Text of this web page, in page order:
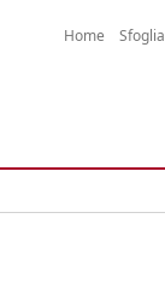
Home Sfoglia